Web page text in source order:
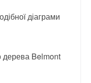
діаграми
дерева Belmont